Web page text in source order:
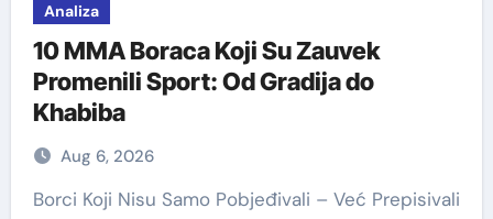
Analiza
10 MMA Boraca Koji Su Zauvek
Promenili Sport: Od Gradija do
Khabiba
Aug 6, 2026
Borci Koji Nisu Samo Pobjeđivali – Već Prepisivali